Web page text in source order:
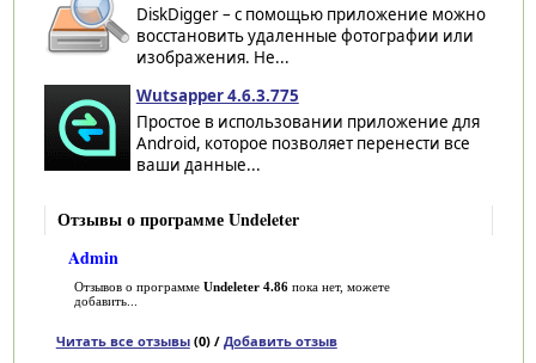
DiskDigger – с помощью приложение можно
восстановить удаленные фотографии или
изображения. Не...
Wutsapper 4.6.3.775
Простое в использовании приложение для
Android, которое позволяет перенести все
ваши данные...
Отзывы о программе Undeleter
Admin
Отзывов о программе Undeleter 4.86пока нет, можете
добавить...
Читать все отзывы(0) / Добавить отзыв